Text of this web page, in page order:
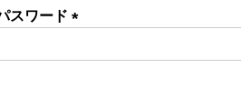
スワード
須)